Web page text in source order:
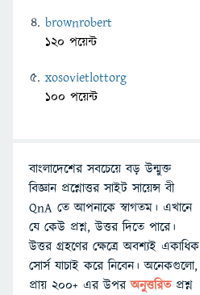
brownrobert
120 পয়েন্ট
xosovietlottorg
100 পয়েন্ট
বাংলাদেশের সবচেয়ে বড় উন্মুক্ত
বিজ্ঞান প্রশ্নোত্তর সাইট সায়েন্স বী
QnA তে আপনাকে স্বাগতম। এখানে
যে কেউ প্রশ্ন, উত্তর দিতে পারে।
উত্তর গ্রহণের ক্ষেত্রে অবশ্যই একাধিক
সোর্স যাচাই করে নিবেন। অনেকগুলো,
প্রায় ২০০+ এর উপরঅনুত্তরিতপ্রশ্ন